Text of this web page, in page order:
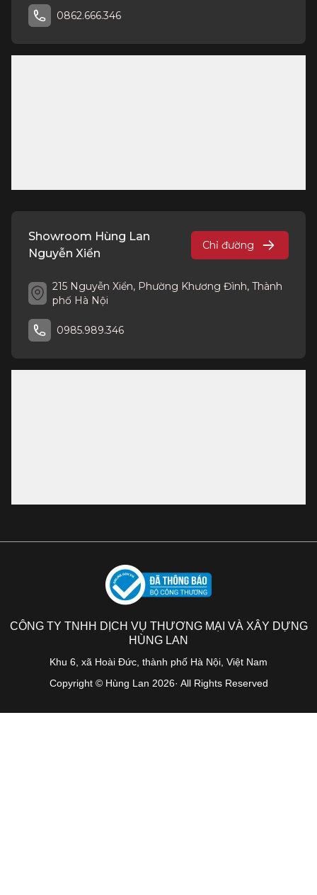
0862.666.346
Showroom Hùng Lan
Nguyễn Xiển
Chỉ đường
215 Nguyễn Xiển, Phường Khương Đình, Thành
phố Hà Nội
0985.989.346
CÔNG TY TNHH DỊCH VỤ THƯƠNG MẠI VÀ XÂY DỰNG
HÙNG LAN
Khu 6, xã Hoài Đức, thành phố Hà Nội, Việt Nam
Copyright © Hùng Lan 2026· All Rights Reserved